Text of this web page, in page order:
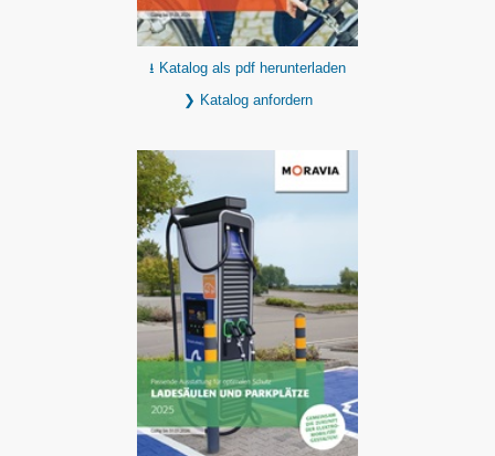
⭳ Katalog als pdf herunterladen
❯ Katalog anfordern